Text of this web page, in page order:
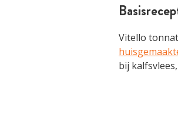
Vitello
bij